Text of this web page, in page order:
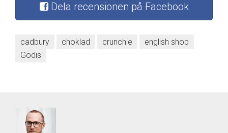
Dela recensionen på Facebook
cadbury choklad crunchie
english shop
Godis